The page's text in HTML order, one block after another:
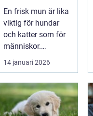
längre liv för
hund och katt
En frisk mun är lika
viktig för hundar
och katter som för
människor.
Änd&ar...
14 januari 2026